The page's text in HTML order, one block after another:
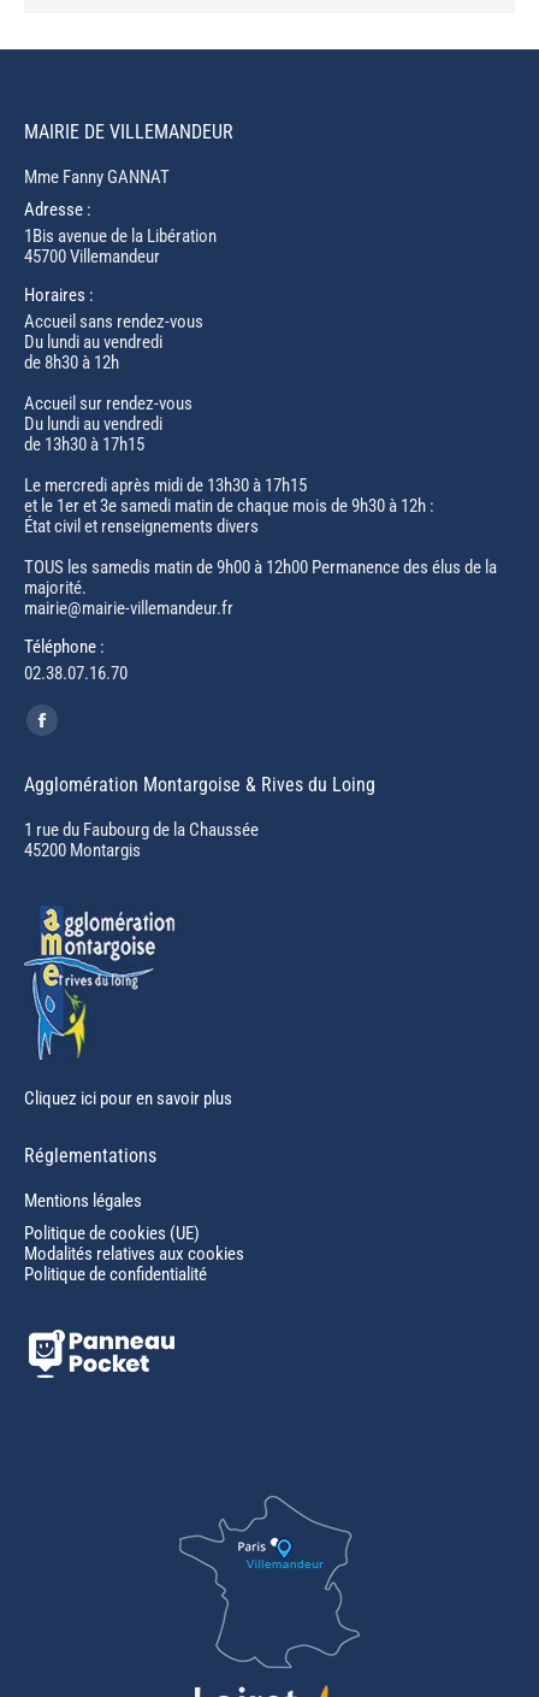
MAIRIE DE VILLEMANDEUR
Mme Fanny GANNAT
Adresse :
1Bis avenue de la Libération
45700 Villemandeur
Horaires :
Accueil sans rendez-vous
Du lundi au vendredi
de 8h30 à 12h
Accueil sur rendez-vous
Du lundi au vendredi
de 13h30 à 17h15
Le mercredi après midi de 13h30 à 17h15
et le 1er et 3e samedi matin de chaque mois de 9h30 à 12h :
État civil et renseignements divers
TOUS les samedis matin de 9h00 à 12h00 Permanence des élus de la
majorité.
mairie@mairie-villemandeur.fr
Téléphone :
02.38.07.16.70
Trouvez nous sur :
Facebook
opens
in
new
Agglomération Montargoise & Rives du Loing
1 rue du Faubourg de la Chaussée
45200 Montargis
Cliquez ici pour en savoir plus
Réglementations
Mentions légales
Politique de cookies (UE)
Modalités relatives aux cookies
Politique de confidentialité